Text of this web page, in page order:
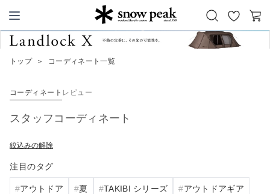
Snow Peak
お
気
カ
トップ ＞ コーディネート一覧
コーディネート レビュー
スタッフコーディネート
絞込みの解除
注目のタグ
アウトドア 夏 TAKIBI シリーズ アウトドアギア